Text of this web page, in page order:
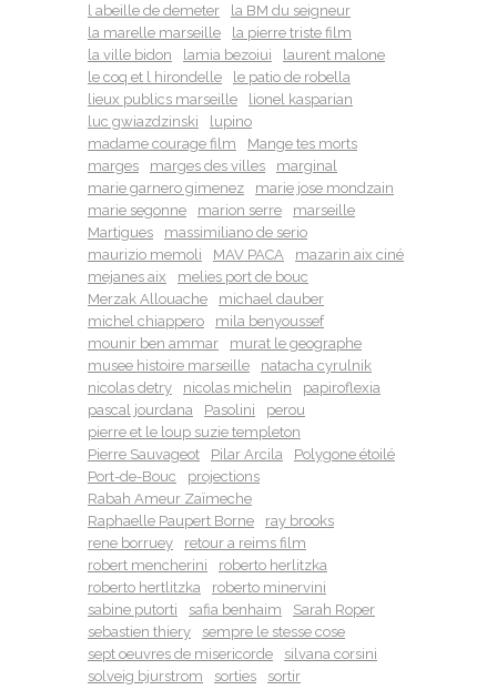
l abeille de demeter
la BM du seigneur
la marelle marseille
la pierre triste film
la ville bidon
lamia bezoiui
laurent malone
le coq et l hirondelle
le patio de robella
lieux publics marseille
lionel kasparian
luc gwiazdzinski
lupino
madame courage film
Mange tes morts
marges
marges des villes
marginal
marie garnero gimenez
marie jose mondzain
marie segonne
marion serre
marseille
Martigues
massimiliano de serio
maurizio memoli
MAV PACA
mazarin aix ciné
mejanes aix
melies port de bouc
Merzak Allouache
michael dauber
michel chiappero
mila benyoussef
mounir ben ammar
murat le geographe
musee histoire marseille
natacha cyrulnik
nicolas detry
nicolas michelin
papiroflexia
pascal jourdana
Pasolini
perou
pierre et le loup suzie templeton
Pierre Sauvageot
Pilar Arcila
Polygone étoilé
Port-de-Bouc
projections
Rabah Ameur Zaïmeche
Raphaelle Paupert Borne
ray brooks
rene borruey
retour a reims film
robert mencherini
roberto herlitzka
roberto hertlitzka
roberto minervini
sabine putorti
safia benhaim
Sarah Roper
sebastien thiery
sempre le stesse cose
sept oeuvres de misericorde
silvana corsini
solveig bjurstrom
sorties sortir